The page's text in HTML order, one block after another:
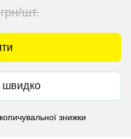
шт.
швидко
знижки